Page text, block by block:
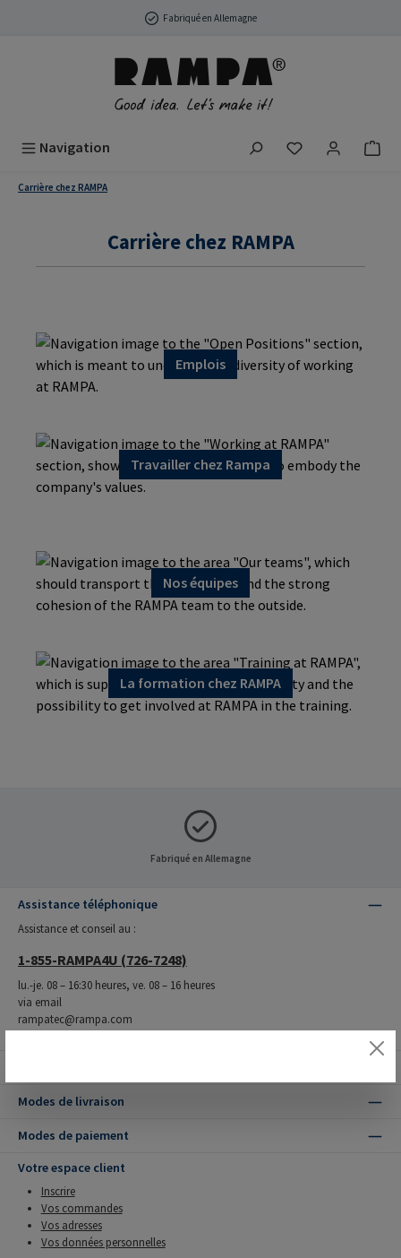
Passer au contenu principalFabriqué en Allemagne
Navigation Vous avez 0
Carrière chez RAMPA
Carrière chez RAMPA
Emplois
Travailler chez Rampa
Nos équipes
La formation chez RAMPA
Fabriqué en Allemagne
Assistance téléphonique
Assistance et conseil au :
1-855-RAMPA4U (726-7248)
lu.-je. 08 – 16:30 heures, ve. 08 – 16 heures
via email
rampatec@rampa.com
Modes de livraison
Modes de paiement
Votre espace client
Inscrire
Vos commandes
Vos adresses
Vos données personnelles